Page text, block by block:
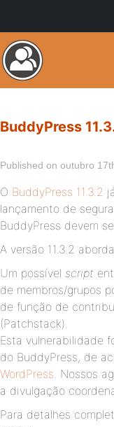
BuddyPress
Published on outubro
O BuddyPress 11.3.2
lançamento de
BuddyPress devem
A versão 11.3.2
Um possível script
de membros/grupos
de função de
(Patchstack).
Esta vulnerabilidade
do BuddyPress, de
WordPress. Nossos
a divulgação
Para detalhes